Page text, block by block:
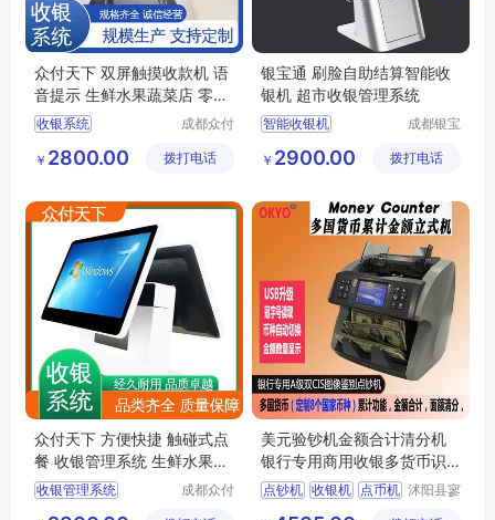
众付天下 双屏触摸收款机 语
音提示 生鲜水果蔬菜店 零售
收银系统
收银系统
收银管理系统
收银点餐系统
成都众付
有限公司
￥ 2800.00 拨打电话
银宝通 刷脸自助结算智能收
银机 超市收银管理系统
智能收银机
成都银宝
务有限公
￥ 2900.00 拨打电话
众付天下 方便快捷 触碰式点
餐 收银管理系统 生鲜水果蔬
菜店
收银管理系统
成都众付
美元验钞机金额合计清分机
银行专用商用收银多货币识
别面额点钞机
点钞机 收银机 点币机 沭阳县寥